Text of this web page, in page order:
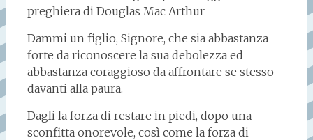
preghiera di Douglas Mac Arthur
Dammi un figlio, Signore, che sia abbastanza
forte da riconoscere la sua debolezza ed
abbastanza coraggioso da affrontare se stesso
davanti alla paura.
Dagli la forza di restare in piedi, dopo una
sconfitta onorevole, così come la forza di